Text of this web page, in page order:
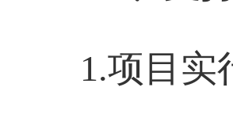
1.项目实